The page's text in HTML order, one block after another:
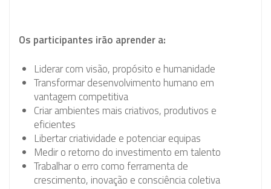
Os participantes irão aprender a:
Liderar com visão, propósito e humanidade
Transformar desenvolvimento humano em
vantagem competitiva
Criar ambientes mais criativos, produtivos e
eficientes
Libertar criatividade e potenciar equipas
Medir o retorno do investimento em talento
Trabalhar o erro como ferramenta de
crescimento, inovação e consciência coletiva